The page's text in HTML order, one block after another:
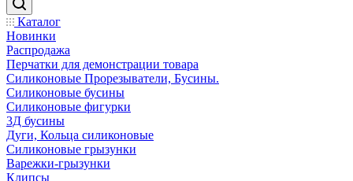
Каталог
Новинки
Распродажа
Перчатки для демонстрации товара
Силиконовые Прорезыватели, Бусины.
Силиконовые бусины
Силиконовые фигурки
3Д бусины
Дуги, Кольца силиконовые
Силиконовые грызунки
Варежки-грызунки
Клипсы